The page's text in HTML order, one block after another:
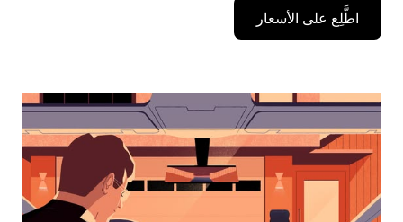
اضغط
على
مفتاح
للأسفل
لاستخدام
التقويم
التاريخ.
اضغط
على
زر
اطَّلِع على الأسعار